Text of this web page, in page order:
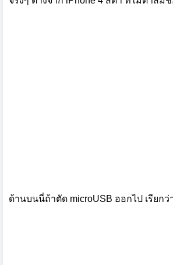
ด้านบนนี่ถ้าตัด microUSB ออกไป เรียกว่